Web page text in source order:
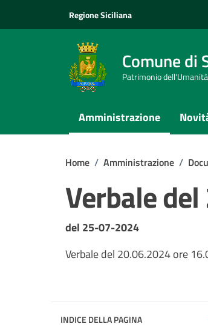
Regione Siciliana
Comune di
Patrimonio dell'Umanità
Amministrazione
Home / Amministrazione /
Verbale
Dettagli del
del 25-07-2024
Verbale del 20.06.2024 ore
INDICE DELLA PAGINA